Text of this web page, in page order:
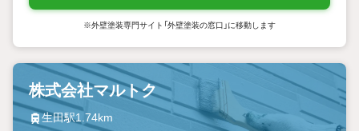
※外壁塗装専門サイト「外壁塗装の窓口」に移動します
株式会社マルトク
生田駅1.74km